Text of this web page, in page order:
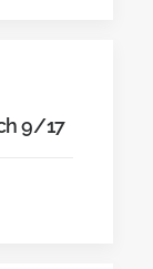
9/17